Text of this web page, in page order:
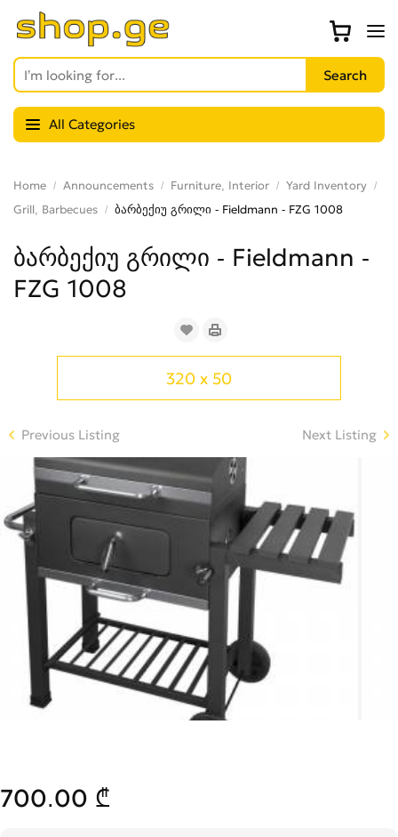
All Categories
Home Announcements Furniture, Interior
Yard Inventory
Grill, Barbecues
ბარბექიუ გრილი - Fieldmann - FZG 1008
ბარბექიუ გრილი - Fieldmann -
FZG 1008
320 x 50
Previous Listing Next Listing
700.00 ₾